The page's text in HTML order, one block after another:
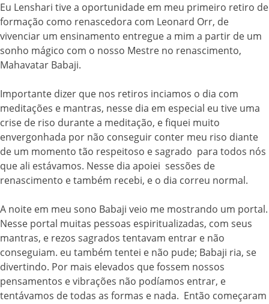
Eu Lenshari tive a oportunidade em meu primeiro retiro de
formação como renascedora com Leonard Orr, de
vivenciar um ensinamento entregue a mim a partir de um
sonho mágico com o nosso Mestre no renascimento,
Mahavatar Babaji.
Importante dizer que nos retiros inciamos o dia com
meditações e mantras, nesse dia em especial eu tive uma
crise de riso durante a meditação, e fiquei muito
envergonhada por não conseguir conter meu riso diante
de um momento tão respeitoso e sagrado para todos nós
que ali estávamos. Nesse dia apoiei sessões de
renascimento e também recebi, e o dia correu normal.
A noite em meu sono Babaji veio me mostrando um portal.
Nesse portal muitas pessoas espiritualizadas, com seus
mantras, e rezos sagrados tentavam entrar e não
conseguiam. eu também tentei e não pude; Babaji ria, se
divertindo. Por mais elevados que fossem nossos
pensamentos e vibrações não podíamos entrar, e
tentávamos de todas as formas e nada. Então começaram